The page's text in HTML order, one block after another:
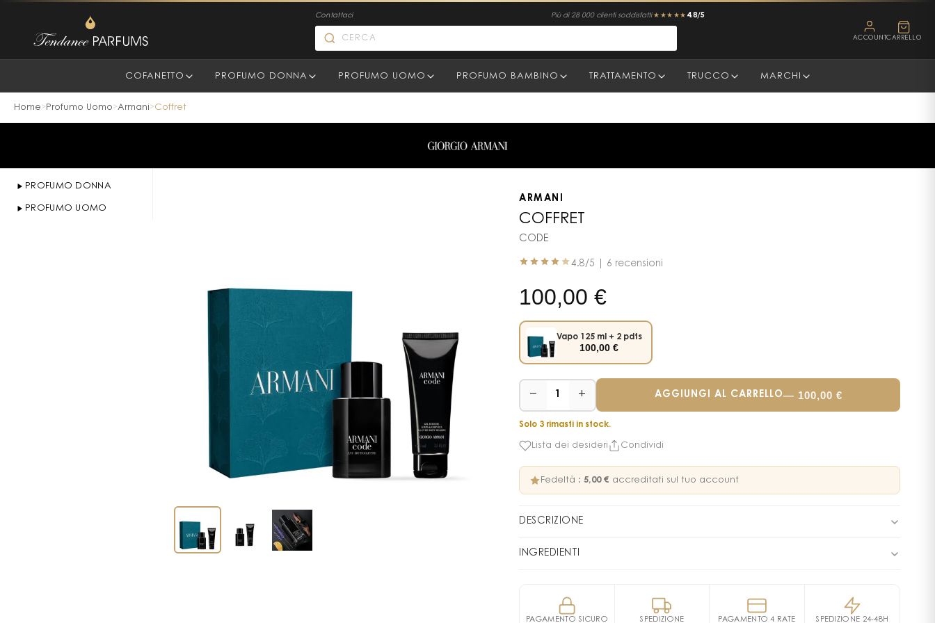
Contattaci Più di 28 000 clienti soddisfatti ★★★★★ 4.8/5
ACCOUNTCARRELLO
COFANETTO PROFUMO DONNA PROFUMO UOMO PROFUMO BAMBINO TRATTAMENTO TRUCCO MARCHI
Home> Profumo Uomo>Armani>Coffret
PROFUMO DONNA
PROFUMO UOMO
ARMANI
COFFRET
CODE
4.8/5 | 6 recensioni
100,00 €
Vapo 125 ml + 2 pdts
100,00 €
− + AGGIUNGI AL CARRELLO— 100,00 €
Solo 3 rimasti in stock.
Lista dei desideri Condividi
Fedeltà :5,00 € accreditati sul tuo account
DESCRIZIONE
Cofanetto del profumo Armani Code
Eau de Toilette Armani Code
Vapo 50 ml e in OMAGGIO un Gel doccia 75
ml.
INGREDIENTI
LIMONENE • ETHYLHEXYL SALICYLATE • BUTYL METHOXYDIBENZOYLMETHANE •
LINALOOL • COUMARIN • HYDROXYCITRONELLAL • ALPHA-ISOMETHYL IONONE •
PAGAMENTO SICURO
SPEDIZIONE
PAGAMENTO 4 RATE
SPEDIZIONE 24-48H